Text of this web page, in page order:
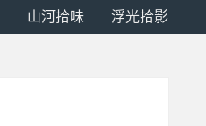
山河拾味 浮光拾影